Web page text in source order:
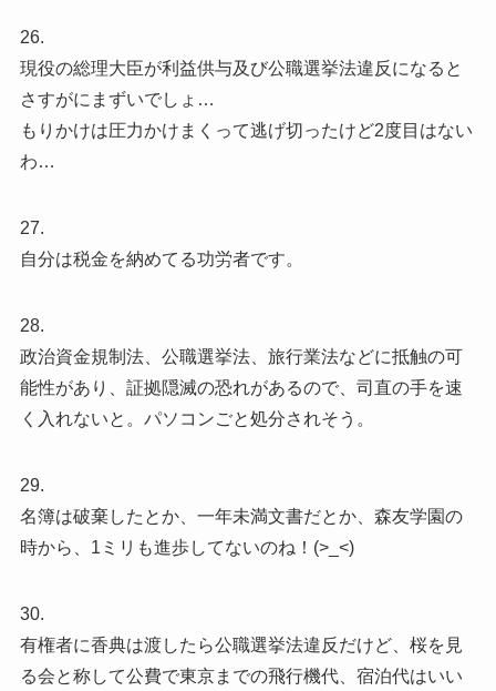
26.
現役の総理大臣が利益供与及び公職選挙法違反になると
さすがにまずいでしょ…
もりかけは圧力かけまくって逃げ切ったけど2度目はない
わ…
27.
自分は税金を納めてる功労者です。
28.
政治資金規制法、公職選挙法、旅行業法などに抵触の可
能性があり、証拠隠滅の恐れがあるので、司直の手を速
く入れないと。パソコンごと処分されそう。
29.
名簿は破棄したとか、一年未満文書だとか、森友学園の
時から、1ミリも進歩してないのね！(>_<)
30.
有権者に香典は渡したら公職選挙法違反だけど、桜を見
る会と称して公費で東京までの飛行機代、宿泊代はいい